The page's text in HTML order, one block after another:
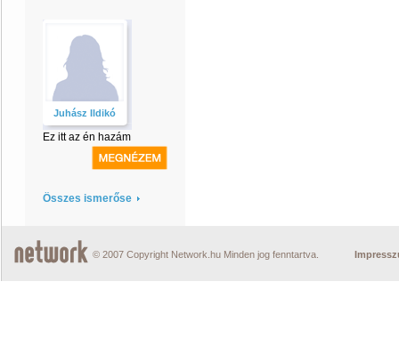
Juhász Ildikó
Ez itt az én hazám
Összes ismerőse
© 2007 Copyright Network.hu Minden jog fenntartva.